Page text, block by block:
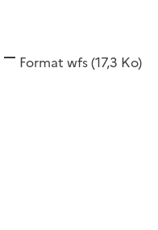
Format wfs(17,3 Ko)